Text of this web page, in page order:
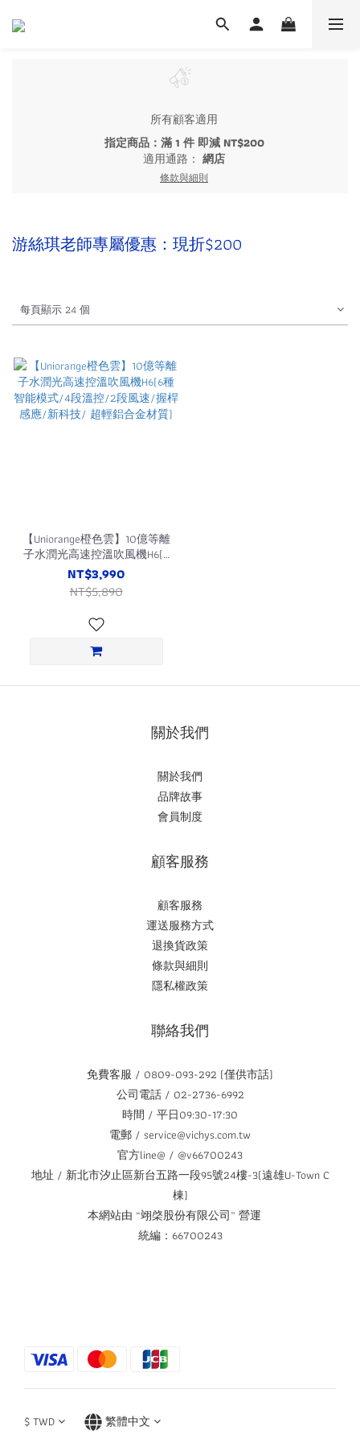
所有顧客適用
指定商品：滿 1 件 即減 NT$200
適用通路： 網店
條款與細則
游絲琪老師專屬優惠：現折$200
每頁顯示 24 個
【Uniorange橙色雲】10億等離
子水潤光高速控溫吹風機H6(6
種智能模式/4段溫控/2段風
速/握桿感應/新科技/ 超輕鋁
合金材質)
NT$3,990
NT$5,890
關於我們
關於我們
品牌故事
會員制度
顧客服務
顧客服務
運送服務方式
退換貨政策
條款與細則
隱私權政策
聯絡我們
免費客服 / 0809-093-292 (僅供市話)
公司電話 / 02-2736-6992
時間 / 平日09:30-17:30
電郵 / service@vichys.com.tw
官方line@ / @v66700243
地址 / 新北市汐止區新台五路一段95號24樓-3(遠雄U-Town C
棟)
本網站由 “翊棨股份有限公司” 營運
統編：66700243
$TWD 繁體中文